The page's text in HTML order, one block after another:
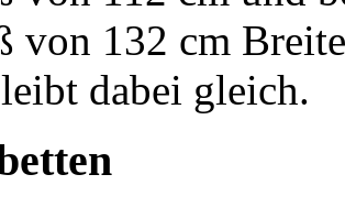
von 132 cm
dabei gleich.